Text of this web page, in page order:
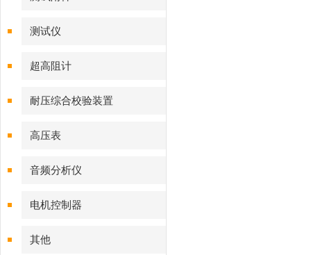
测试仪
超高阻计
耐压综合校验装置
高压表
音频分析仪
电机控制器
其他